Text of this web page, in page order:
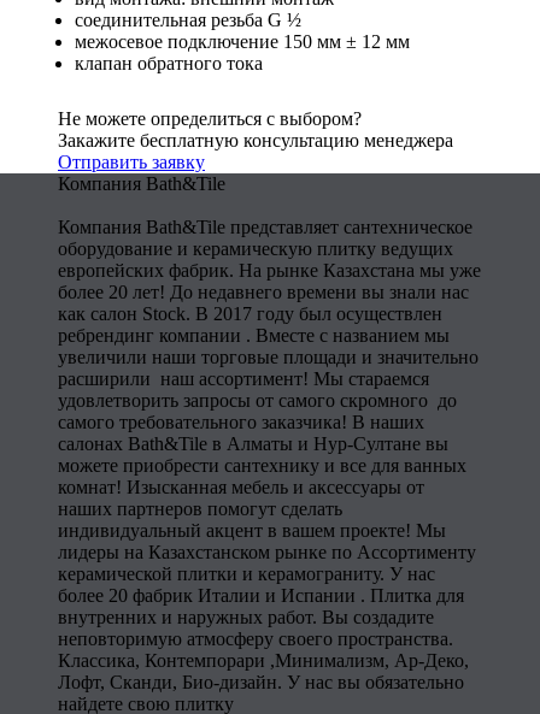
соединительная резьба G ½
межосевое подключение 150 мм ± 12 мм
клапан обратного тока
Не можете определиться с выбором?
Закажите бесплатную консультацию менеджера
Отправить заявку
Компания Bath&Tile
Компания Bath&Tile представляет сантехническое
оборудование и керамическую плитку ведущих
европейских фабрик. На рынке Казахстана мы уже
более 20 лет! До недавнего времени вы знали нас
как салон Stock. В 2017 году был осуществлен
ребрендинг компании . Вместе с названием мы
увеличили наши торговые площади и значительно
расширили наш ассортимент! Мы стараемся
удовлетворить запросы от самого скромного до
самого требовательного заказчика! В наших
салонах Bath&Tile в Алматы и Нур-Султане вы
можете приобрести сантехнику и все для ванных
комнат! Изысканная мебель и аксессуары от
наших партнеров помогут сделать
индивидуальный акцент в вашем проекте! Мы
лидеры на Казахстанском рынке по Ассортименту
керамической плитки и керамограниту. У нас
более 20 фабрик Италии и Испании . Плитка для
внутренних и наружных работ. Вы создадите
неповторимую атмосферу своего пространства.
Классика, Контемпорари ,Минимализм, Ар-Деко,
Лофт, Сканди, Био-дизайн. У нас вы обязательно
найдете свою плитку